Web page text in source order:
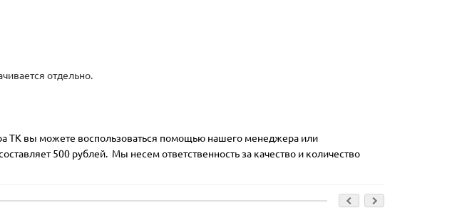
отдельно.
ТК вы можете воспользоваться помощью нашего менеджера или
500 рублей. Мы несем ответственность за качество и количество